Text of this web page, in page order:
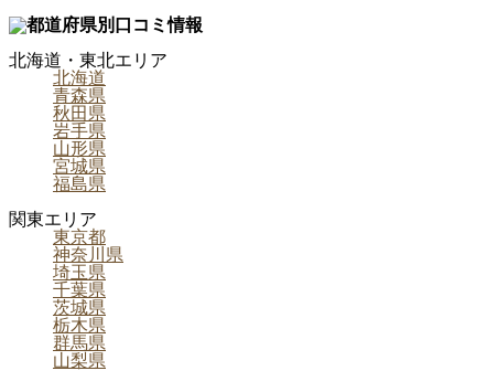
都道府県別口コミ情報
北海道・東北エリア
北海道
青森県
秋田県
岩手県
山形県
宮城県
福島県
関東エリア
東京都
神奈川県
埼玉県
千葉県
茨城県
栃木県
群馬県
山梨県